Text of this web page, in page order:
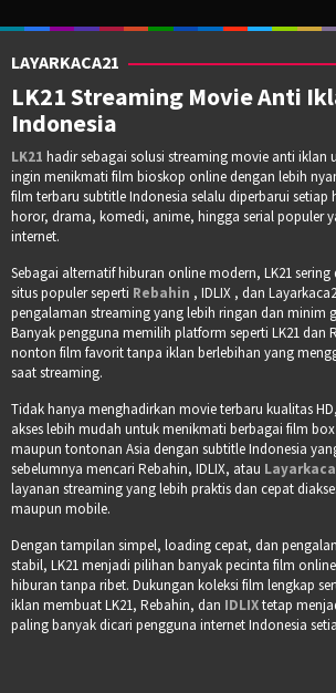
LAYARKACA21
LK21 Streaming Movie Anti
Indonesia
LK21 hadir sebagai solusi streaming movie anti iklan
ingin menikmati film bioskop online dengan lebih
film terbaru subtitle Indonesia selalu diperbarui
horor, drama, komedi, anime, hingga serial populer
internet.
Sebagai alternatif hiburan online modern, LK21
situs populer seperti Rebahin , IDLIX , dan
pengalaman streaming yang lebih ringan dan minim
Banyak pengguna memilih platform seperti LK21 dan
nonton film favorit tanpa iklan berlebihan yang
saat streaming.
Tidak hanya menghadirkan movie terbaru kualitas
akses lebih mudah untuk menikmati berbagai film
maupun tontonan Asia dengan subtitle Indonesia
sebelumnya mencari Rebahin, IDLIX, atau
layanan streaming yang lebih praktis dan cepat
maupun mobile.
Dengan tampilan simpel, loading cepat, dan
stabil, LK21 menjadi pilihan banyak pecinta film
hiburan tanpa ribet. Dukungan koleksi film lengkap
iklan membuat LK21, Rebahin, dan IDLIXtetap
paling banyak dicari pengguna internet Indonesia